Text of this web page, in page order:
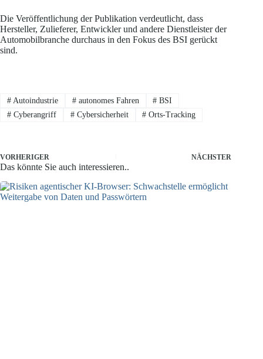
Die Veröffentlichung der Publikation verdeutlicht, dass
Hersteller, Zulieferer, Entwickler und andere Dienstleister der
Automobilbranche durchaus in den Fokus des BSI gerückt
sind.
#Autoindustrie #autonomes Fahren # BSI
#Cyberangriff #Cybersicherheit # Orts-Tracking
VORHERIGER NÄCHSTER
Das könnte Sie auch interessieren..